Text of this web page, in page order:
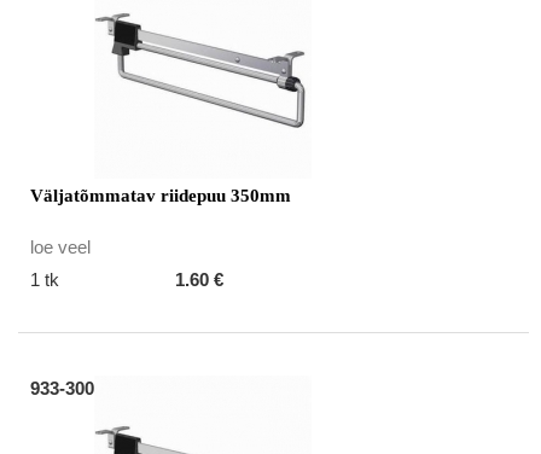
Väljatõmmatav riidepuu 350mm
loe veel
1 tk
1.60 €
933-300